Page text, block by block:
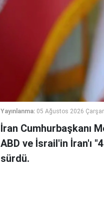
Yayınlanma: 05 Ağustos 2026
İran Cumhurbaşkanı
ABD ve İsrail'in İran'ı
sürdü.